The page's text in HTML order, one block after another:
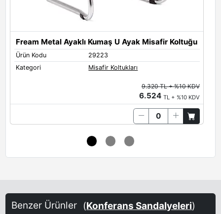
Fream Metal Ayaklı Kumaş U Ayak Misafir Koltuğu
Ürün Kodu
29223
Kategori
Misafir Koltukları
9.320 TL + %10 KDV
6.524 TL + %10 KDV
Benzer Ürünler (Konferans Sandalyeleri)